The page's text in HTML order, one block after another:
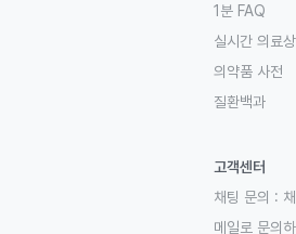
1분 FAQ
실시간 의료
의약품 사전
질환백과
고객센터
채팅 문의 :
메일로 문의